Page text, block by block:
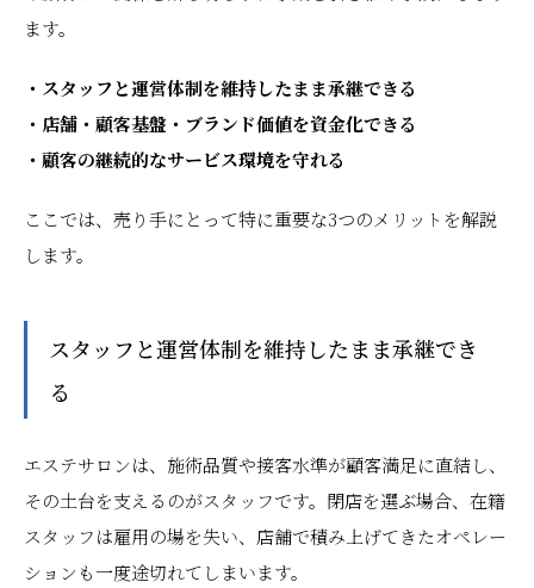
ます。
・スタッフと運営体制を維持したまま承継できる
・店舗・顧客基盤・ブランド価値を資金化できる
・顧客の継続的なサービス環境を守れる
ここでは、売り手にとって特に重要な3つのメリットを解説
します。
スタッフと運営体制を維持したまま承継でき
る
エステサロンは、施術品質や接客水準が顧客満足に直結し、
その土台を支えるのがスタッフです。閉店を選ぶ場合、在籍
スタッフは雇用の場を失い、店舗で積み上げてきたオペレー
ションも一度途切れてしまいます。